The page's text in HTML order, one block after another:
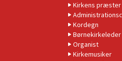
Kirkens præster
Kordegn
Børnekirkeleder
Organist
Kirkemusiker